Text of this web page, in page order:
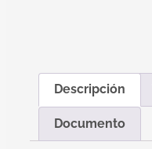
Descripción
Documento